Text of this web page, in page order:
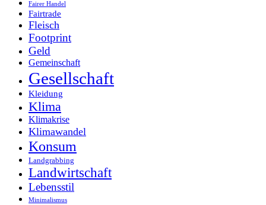
Fairer Handel
Fairtrade
Fleisch
Footprint
Geld
Gemeinschaft
Gesellschaft
Kleidung
Klima
Klimakrise
Klimawandel
Konsum
Landgrabbing
Landwirtschaft
Lebensstil
Minimalismus